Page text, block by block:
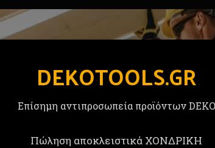
DEKOTOOLS.GR
Επίσημη αντιπροσωπεία προϊόντων DEKO
Πώληση αποκλειστικά ΧΟΝΔΡΙΚΗ